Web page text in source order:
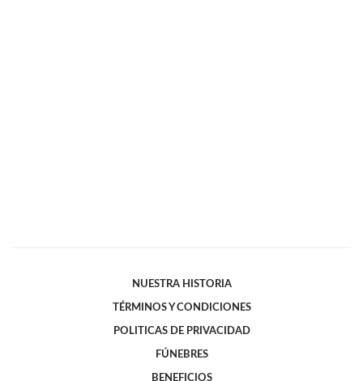
NUESTRA HISTORIA
TÉRMINOS Y CONDICIONES
POLITICAS DE PRIVACIDAD
FÚNEBRES
BENEFICIOS